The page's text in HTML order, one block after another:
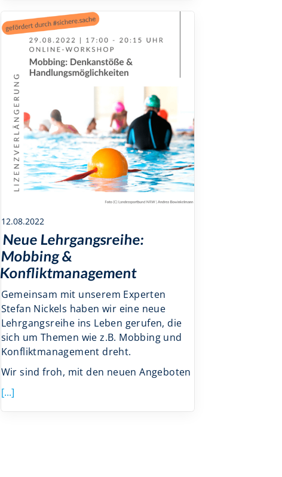
12.08.2022
Neue Lehrgangsreihe:
Mobbing &
Konfliktmanagement
Gemeinsam mit unserem Experten
Stefan Nickels haben wir eine neue
Lehrgangsreihe ins Leben gerufen, die
sich um Themen wie z.B. Mobbing und
Konfliktmanagement dreht.
Wir sind froh, mit den neuen Angeboten
[...]